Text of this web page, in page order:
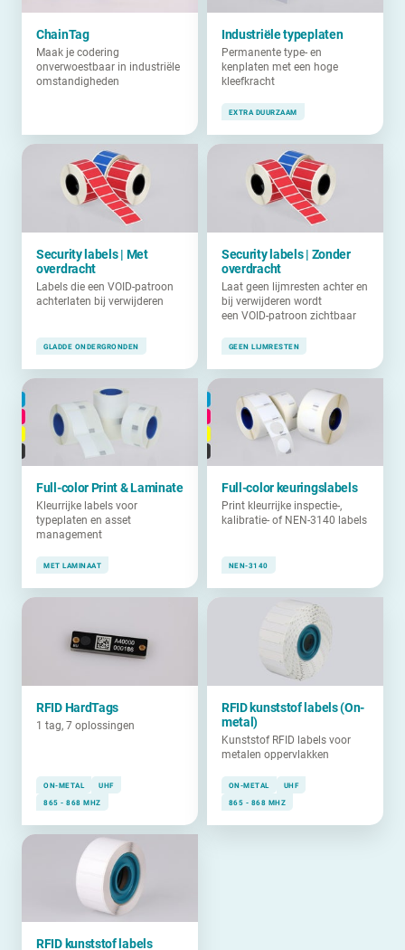
ChainTag
Maak je codering
onverwoestbaar in industriële
omstandigheden
Industriële typeplaten
Permanente type- en
kenplaten met een hoge
kleefkracht
EXTRA DUURZAAM
Security labels | Met
overdracht
Labels die een VOID-patroon
achterlaten bij verwijderen
GLADDE ONDERGRONDEN
Security labels | Zonder
overdracht
Laat geen lijmresten achter en
bij verwijderen wordt
een VOID-patroon zichtbaar
GEEN LIJMRESTEN
Full-color Print & Laminate
Kleurrijke labels voor
typeplaten en asset
management
MET LAMINAAT
Full-color keuringslabels
Print kleurrijke inspectie-,
kalibratie- of NEN-3140 labels
NEN-3140
RFID HardTags
1 tag, 7 oplossingen
ON-METAL
UHF
865 - 868 MHZ
RFID kunststof labels (On-
metal)
Kunststof RFID labels voor
metalen oppervlakken
ON-METAL
UHF
865 - 868 MHZ
RFID kunststof labels